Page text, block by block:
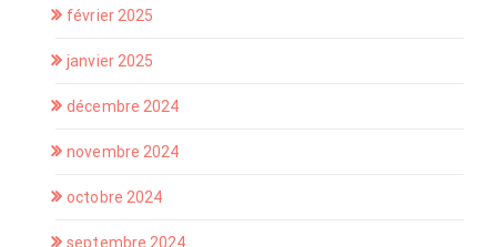
février 2025
janvier 2025
décembre 2024
novembre 2024
octobre 2024
septembre 2024